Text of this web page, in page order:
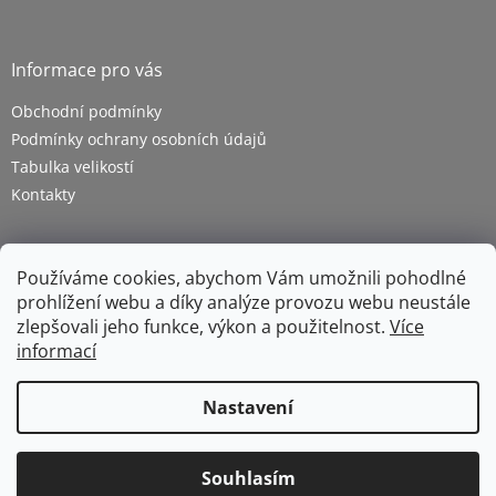
Používáme cookies, abychom Vám umožnili pohodlné
prohlížení webu a díky analýze provozu webu neustále
zlepšovali jeho funkce, výkon a použitelnost. Více
informací
Nastavení
Souhlasím
Informace pro vás
Obchodní podmínky
Podmínky ochrany osobních údajů
Tabulka velikostí
Kontakty
práva vyhrazena.Upravit nastavení cookies